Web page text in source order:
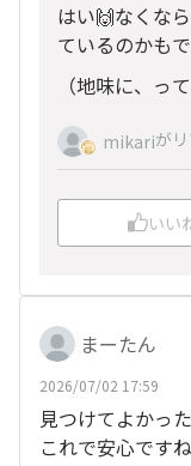
はい🙌なくな
ているのかもで
（地味に、っ
mikariが
いい
まーたん
2026/07/02 17:59
見つけてよかっ
これで安心です